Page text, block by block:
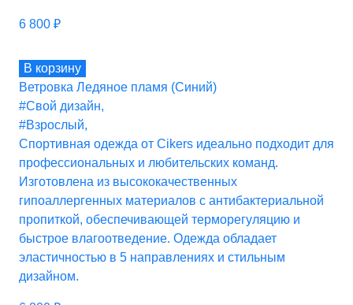
6 800 ₽
В корзину
Ветровка Ледяное пламя (Синий)
#Свой дизайн,
#Взрослый,
Спортивная одежда от Cikers идеально подходит для
профессиональных и любительских команд.
Изготовлена из высококачественных
гипоаллергенных материалов с антибактериальной
пропиткой, обеспечивающей терморегуляцию и
быстрое влагоотведение. Одежда обладает
эластичностью в 5 направлениях и стильным
дизайном.